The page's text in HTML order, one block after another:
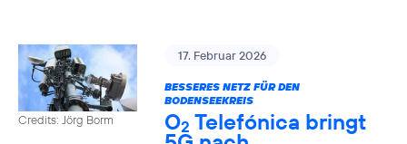
Credits: Jörg Borm
17. Februar 2026
BESSERES NETZ FÜR DEN
BODENSEEKREIS
O2 Telefónica bringt